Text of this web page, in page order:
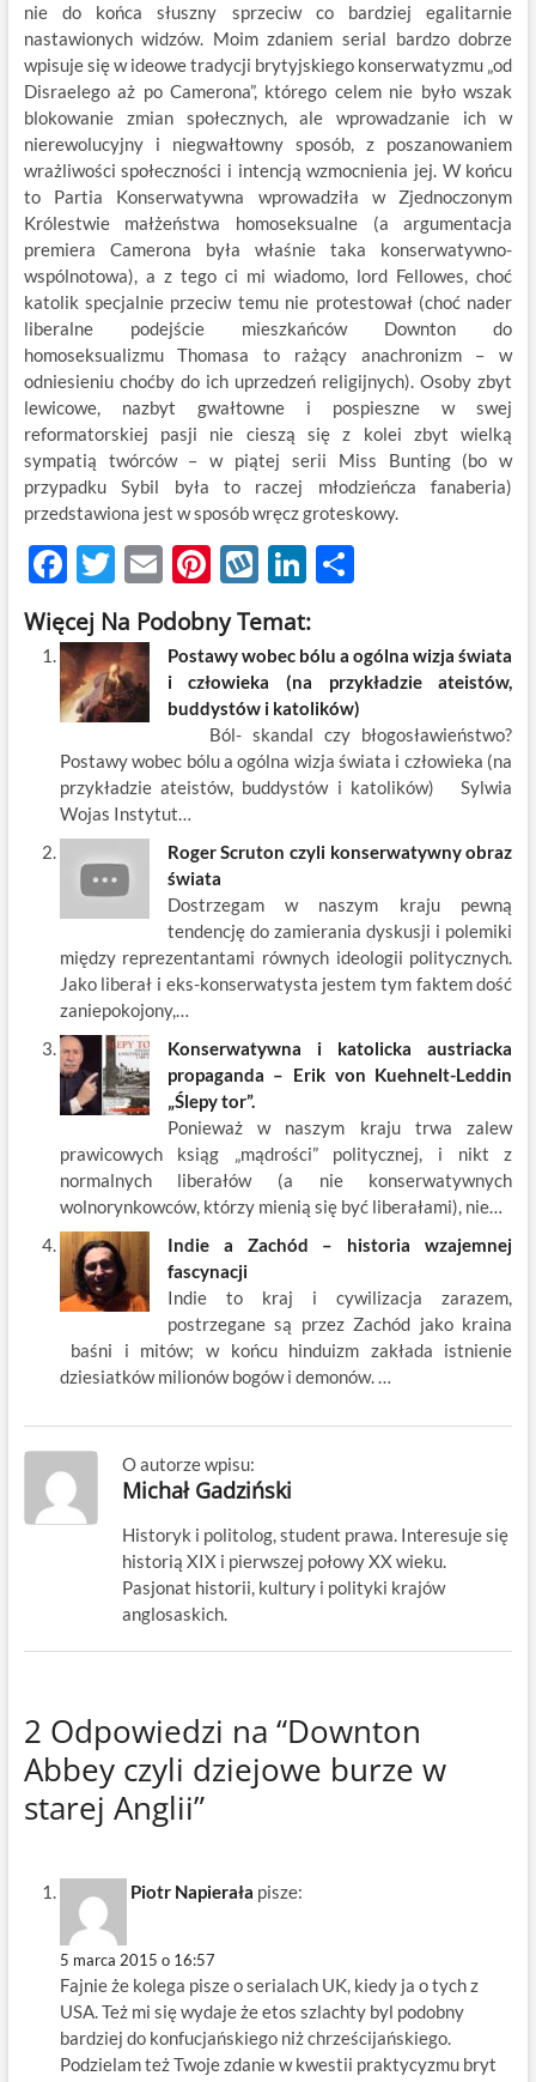
nie do końca słuszny sprzeciw co bardziej egalitarnie
nastawionych widzów. Moim zdaniem serial bardzo dobrze
wpisuje się w ideowe tradycji brytyjskiego konserwatyzmu „od
Disraelego aż po Camerona”, którego celem nie było wszak
blokowanie zmian społecznych, ale wprowadzanie ich w
nierewolucyjny i niegwałtowny sposób, z poszanowaniem
wrażliwości społeczności i intencją wzmocnienia jej. W końcu
to Partia Konserwatywna wprowadziła w Zjednoczonym
Królestwie małżeństwa homoseksualne (a argumentacja
premiera Camerona była właśnie taka konserwatywno-
wspólnotowa), a z tego ci mi wiadomo, lord Fellowes, choć
katolik specjalnie przeciw temu nie protestował (choć nader
liberalne podejście mieszkańców Downton do
homoseksualizmu Thomasa to rażący anachronizm – w
odniesieniu choćby do ich uprzedzeń religijnych). Osoby zbyt
lewicowe, nazbyt gwałtowne i pospieszne w swej
reformatorskiej pasji nie cieszą się z kolei zbyt wielką
sympatią twórców – w piątej serii Miss Bunting (bo w
przypadku Sybil była to raczej młodzieńcza fanaberia)
przedstawiona jest w sposób wręcz groteskowy.
F
ac
e
b
o
o
k
T
w
itt
er
E
m
ail
Pi
nt
er
es
t
W
k
o
p
Li
k
e
dI
n
S
ar
e
Więcej Na Podobny Temat:
Postawy wobec bólu a ogólna wizja świata
i człowieka (na przykładzie ateistów,
buddystów i katolików)
Ból- skandal czy błogosławieństwo?
Postawy wobec bólu a ogólna wizja świata i człowieka (na
przykładzie ateistów, buddystów i katolików) Sylwia
Wojas Instytut…
Roger Scruton czyli konserwatywny obraz
świata
Dostrzegam w naszym kraju pewną
tendencję do zamierania dyskusji i polemiki
między reprezentantami równych ideologii politycznych.
Jako liberał i eks-konserwatysta jestem tym faktem dość
zaniepokojony,…
Konserwatywna i katolicka austriacka
propaganda – Erik von Kuehnelt-Leddin
„Ślepy tor”.
Ponieważ w naszym kraju trwa zalew
prawicowych ksiąg „mądrości” politycznej, i nikt z
normalnych liberałów (a nie konserwatywnych
wolnorynkowców, którzy mienią się być liberałami), nie…
Indie a Zachód – historia wzajemnej
fascynacji
Indie to kraj i cywilizacja zarazem,
postrzegane są przez Zachód jako kraina
baśni i mitów; w końcu hinduizm zakłada istnienie
dziesiatków milionów bogów i demonów. …
O autorze wpisu:
Michał Gadziński
Historyk i politolog, student prawa. Interesuje się
historią XIX i pierwszej połowy XX wieku.
Pasjonat historii, kultury i polityki krajów
anglosaskich.
2 Odpowiedzi na “Downton
Abbey czyli dziejowe burze w
starej Anglii”
Piotr Napierała pisze:
5 marca 2015 o 16:57
Fajnie że kolega pisze o serialach UK, kiedy ja o tych z
USA. Też mi się wydaje że etos szlachty byl podobny
bardziej do konfucjańskiego niż chrześcijańskiego.
Podzielam też Twoje zdanie w kwestii praktycyzmu bryt